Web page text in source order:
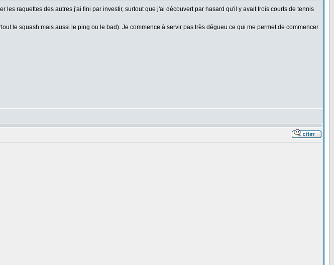
les raquettes des autres j'ai fini par investir, surtout que j'ai découvert par hasard qu'il y avait trois courts de tennis
le squash mais aussi le ping ou le bad). Je commence à servir pas très dégueu ce qui me permet de commencer